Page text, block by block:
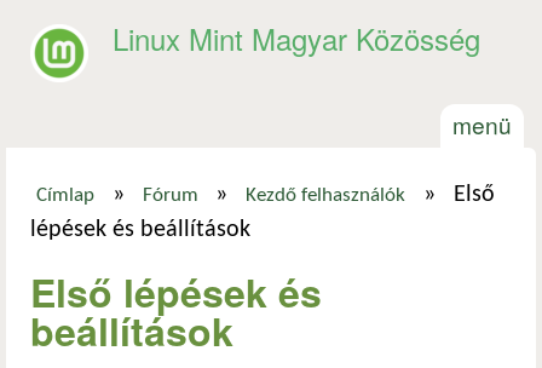
Linux Mint Magyar Közösség
menü
Jelenlegi hely
Címlap » Fórum » Kezdő felhasználók »
Első
lépések és beállítások
Első lépések és
beállítások